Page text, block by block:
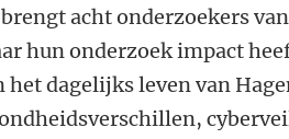
acht onderzoekers
hun onderzoek impact
het dagelijks leven van